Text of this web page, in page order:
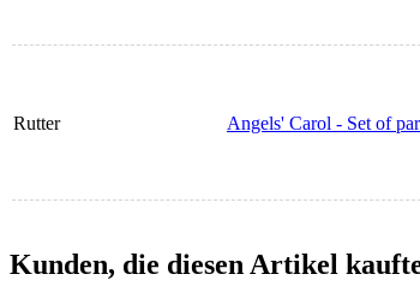
Rutter Angels' Carol - Set of
Kunden, die diesen Artikel